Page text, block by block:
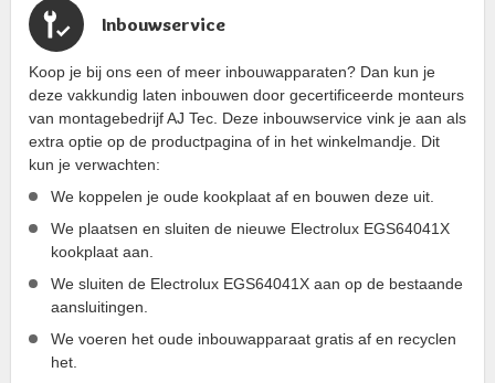
Inbouwservice
Koop je bij ons een of meer inbouwapparaten? Dan kun je
deze vakkundig laten inbouwen door gecertificeerde monteurs
van montagebedrijf AJ Tec. Deze inbouwservice vink je aan als
extra optie op de productpagina of in het winkelmandje. Dit
kun je verwachten:
We koppelen je oude kookplaat af en bouwen deze uit.
We plaatsen en sluiten de nieuwe Electrolux EGS64041X
kookplaat aan.
We sluiten de Electrolux EGS64041X aan op de bestaande
aansluitingen.
We voeren het oude inbouwapparaat gratis af en recyclen
het.